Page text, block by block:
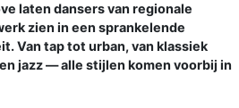
laten dansers van regionale
zien in een sprankelende
Van tap tot urban, van klassiek
jazz — alle stijlen komen voorbij in